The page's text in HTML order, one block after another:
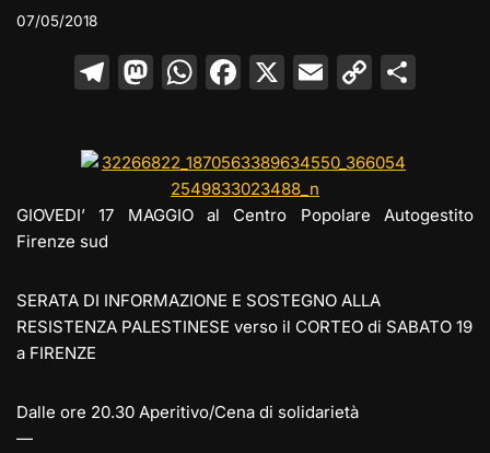
07/05/2018
T
gr
a
M
o
d
W
s
A
F
e
b
k
X E
l
C
y
Li vi
GIOVEDI’ 17 MAGGIO al Centro Popolare Autogestito
Firenze sud
SERATA DI INFORMAZIONE E SOSTEGNO ALLA
RESISTENZA PALESTINESE verso il CORTEO di SABATO 19
a FIRENZE
Dalle ore 20.30 Aperitivo/Cena di solidarietà
—